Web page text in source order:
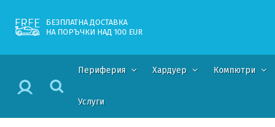
БЕЗПЛАТНА ДОСТАВКА
НА ПОРЪЧКИ НАД 100 EUR
Периферия Хардуер Компютри
Услуги